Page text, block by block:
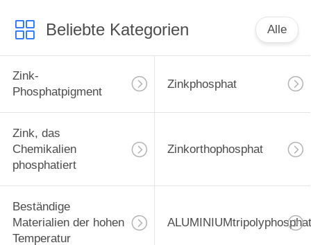
Beliebte Kategorien Alle
Zink-
Phosphatpigment
Zinkphosphat
Zink, das
Chemikalien
phosphatiert
Zinkorthophosphat
Beständige
Materialien der hohen
Temperatur
ALUMINIUMtripolyphosphat